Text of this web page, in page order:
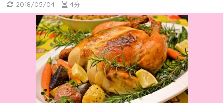
2018/05/04 4分